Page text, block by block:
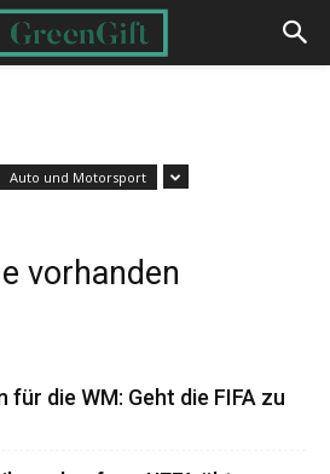
Auto und Motorsport
vorhanden
die WM: Geht die FIFA zu